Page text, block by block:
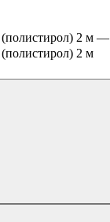
(полистирол) 2 м —
2 м